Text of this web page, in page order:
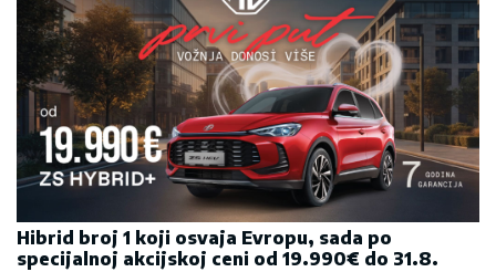
Hibrid broj 1 koji osvaja Evropu, sada po
specijalnoj akcijskoj ceni od 19.990€ do 31.8.